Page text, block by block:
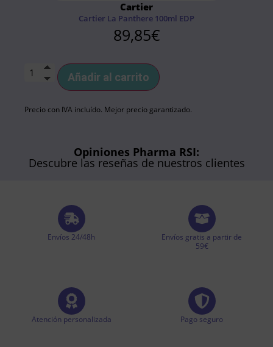
Cartier
Cartier La Panthere 100ml EDP
89,85€
Añadir al carrito
Precio con IVA incluído. Mejor precio garantizado.
Opiniones Pharma RSI:
Descubre las reseñas de nuestros clientes
Envíos 24/48h
Envíos gratis a partir de
59€
Atención personalizada Pago seguro